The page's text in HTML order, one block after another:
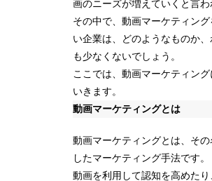
画のニーズが増えていくと言わ
その中で、動画マーケティン
い企業は、どのようなものか
も少なくないでしょう。
ここでは、動画マーケティン
いきます。
動画マーケティングとは
動画マーケティングとは、そ
したマーケティング手法です。
動画を利用して認知を高めたり